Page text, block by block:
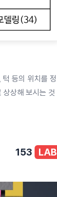
등의 위치를 정
상해 보시는 것
153 LAB